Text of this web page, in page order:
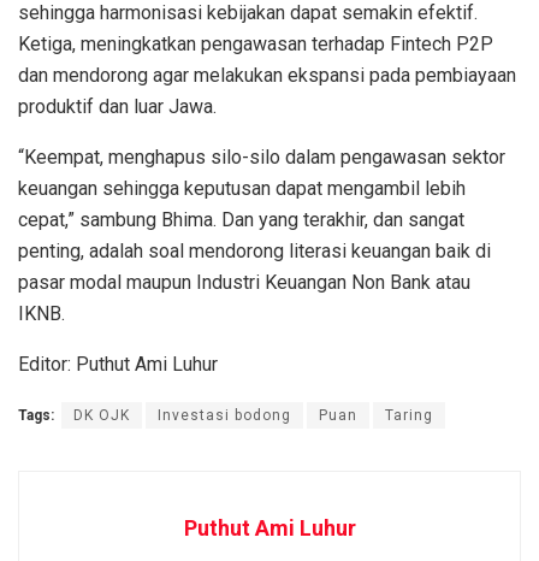
sehingga harmonisasi kebijakan dapat semakin efektif.
Ketiga, meningkatkan pengawasan terhadap Fintech P2P
dan mendorong agar melakukan ekspansi pada pembiayaan
produktif dan luar Jawa.
“Keempat, menghapus silo-silo dalam pengawasan sektor
keuangan sehingga keputusan dapat mengambil lebih
cepat,” sambung Bhima. Dan yang terakhir, dan sangat
penting, adalah soal mendorong literasi keuangan baik di
pasar modal maupun Industri Keuangan Non Bank atau
IKNB.
Editor: Puthut Ami Luhur
Tags: DK OJK Investasi bodong Puan Taring
Puthut Ami Luhur